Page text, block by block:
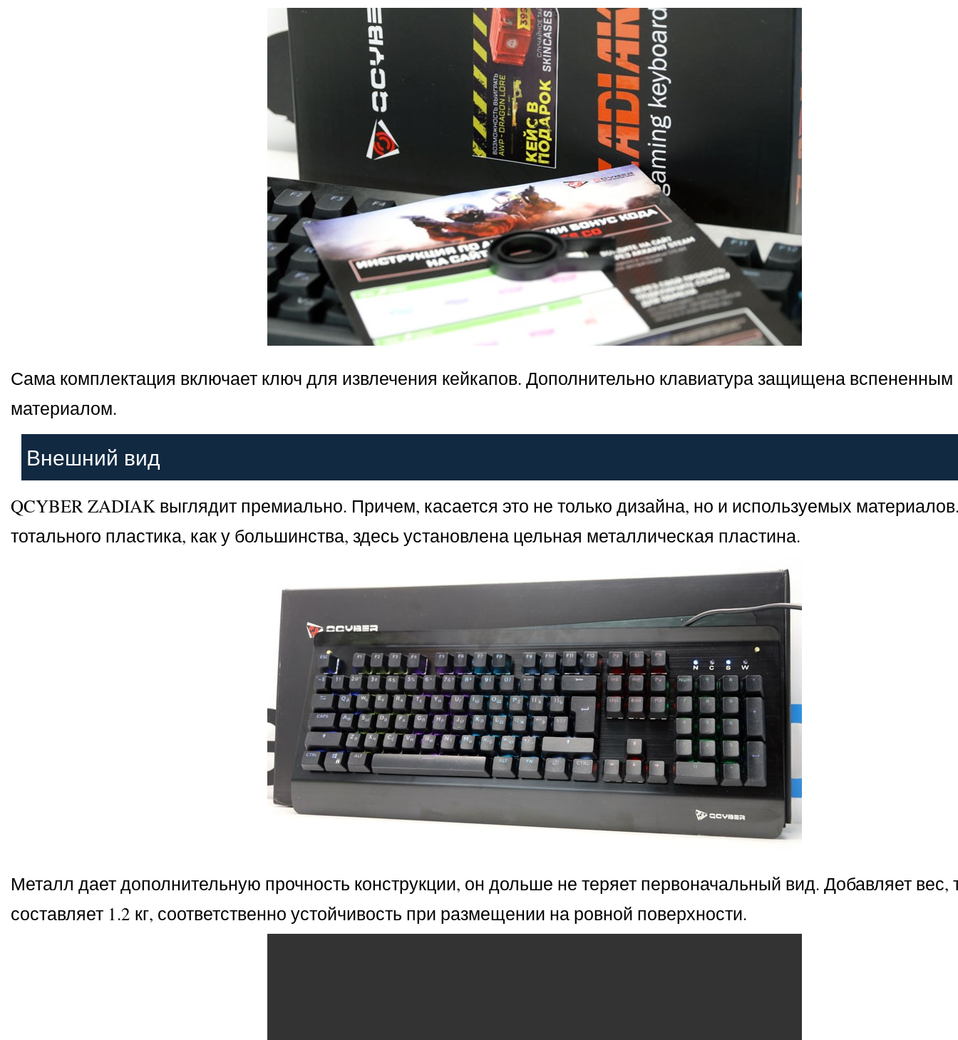
Сама комплектация включает ключ для извлечения кейкапов. Дополнительно клавиатура защищена вспененным
материалом.
Внешний вид
QCYBER ZADIAK выглядит премиально. Причем, касается это не только дизайна, но и используемых
тотального пластика, как у большинства, здесь установлена цельная металлическая пластина.
Металл дает дополнительную прочность конструкции, он дольше не теряет первоначальный вид. Добавляет вес,
составляет 1.2 кг, соответственно устойчивость при размещении на ровной поверхности.